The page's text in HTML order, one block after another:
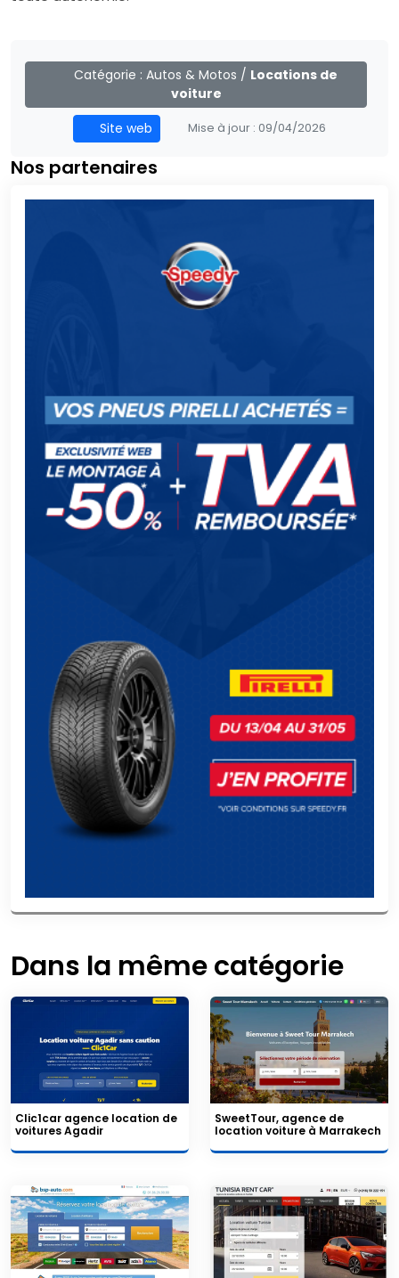
Catégorie : Autos & Motos / Locations de
voiture
Site web
Mise à jour : 09/04/2026
Nos partenaires
Dans la même catégorie
Clic1car agence location de
voitures Agadir
SweetTour, agence de
location voiture à Marrakech